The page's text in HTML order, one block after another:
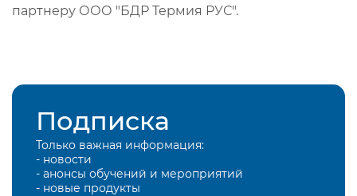
партнеру ООО "БДР Термия РУС".
Подписка
Только важная информация:
- новости
- анонсы обучений и мероприятий
- новые продукты